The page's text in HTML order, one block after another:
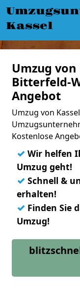
Kassel
Umzug von
Bitterfeld-
Angebot
Umzug von
Kostenlose
✓ Wir helfen
Umzug geht!
✓ Schnell &
erhalten!
✓ Finden Sie
Umzug!